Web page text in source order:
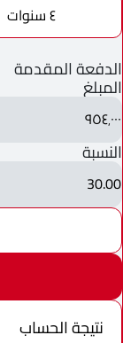
٤ سنوات
الدفعة المقدمة
المبلغ
٩٥٤٬٠٠٠
النسبة
30.00
نتيجة الحساب